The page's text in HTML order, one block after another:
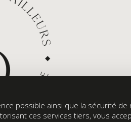
possible ainsi que la sécurité
ces services tiers, vous